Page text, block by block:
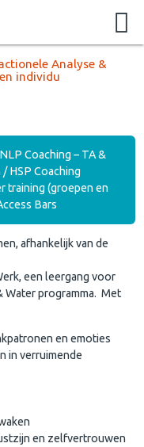
Analyse &
individu
Coaching – TA &
HSP Coaching
training (groepen en
Bars
afhankelijk van de
een leergang voor
Water programma. Met
en emoties
in verruimende
en zelfvertrouwen